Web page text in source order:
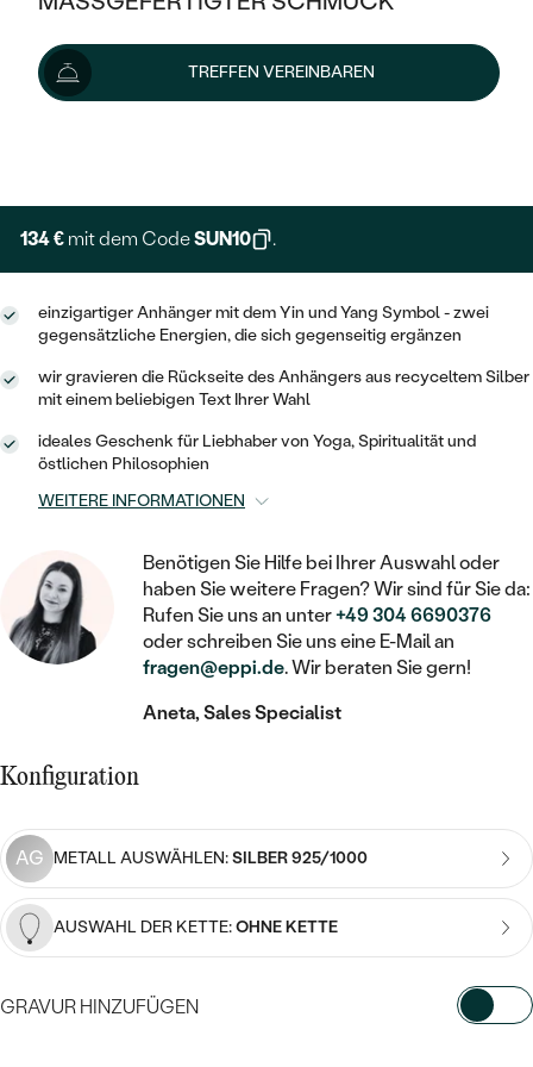
KLASSISCH
MEMOIRE
VINTAGE
AUSSERGEWÖHNLICHE
GEHÄMMERTE
IM SET
GÜNSTIG
LUXURIÖSE
MIT MEHREREN DIAMANTEN
HALO
VINTAGE
IM SET
AUSSERGEWÖHNLICH
GESTALTE EINEN RING
WÄHLE EINEN RING
DIAMANTEN ZUM EINFASSEN
LAB GROWN DIAMANTEN ZUM
EINFASSEN
FARBIGE DIAMANTEN ZUM EINFASSEN
MIT DIAMANT
MIT LAB GROWN DIAMANT
MIT MOISSANIT
MIT FARBIGEN DIAMANTEN
MIT SCHWARZEN DIAMANTEN
AUSVERKAUF
WENN SCHMUCK HILFT
OHRRINGE
ANHÄNGER / KETTEN
ARMBÄNDER
SCHMUCKSET
HERRENSCHMUCK
SCHMUCK FÜR KINDER
BROSCHEN
SCHMUCKZUBEHÖR
NACH MATERIAL
SILBER
PLATIN
NACH STEIN
PLATIN
OHRSTECKER
MINIMALISTISCHE
OHRHÄNGER
SOLITÄR
HERZ
PIERCINGS
MIT EDELSTEIN
PERLENOHRRINGE
NACH PREIS
GOLD
SILBER
NACH STYL
ZUR GEBURT EINES KINDES
PERSONALISIERT
MIT STERNZEICHEN
MINIMALISTISCH
MEDAILLON
KETTEN
HERZKETTEN
MIT DIAMANT
MIT EDELSTEIN
AUSVERKAUF
SILBER
NACH STYL
MINIMALISTISCHE
SIEGELRINGE
PERSONALISIERT
NACH EDELSTEIN
MIT DIAMANT
MIT EDELSTEIN
PERLENRINGE
PREISWERTE
TREFFEN VEREINBAREN
149 €
Wir liefern den Schmuck innerhalb von 7 - 10 Werktagen.
Lieferoptionen
134 € mit dem CodeSUN10 .
einzigartiger Anhänger mit dem Yin und Yang Symbol - zwei
gegensätzliche Energien, die sich gegenseitig ergänzen
wir gravieren die Rückseite des Anhängers aus recyceltem Silber
mit einem beliebigen Text Ihrer Wahl
ideales Geschenk für Liebhaber von Yoga, Spiritualität und
östlichen Philosophien
WEITERE INFORMATIONEN
Benötigen Sie Hilfe bei Ihrer Auswahl oder
haben Sie weitere Fragen? Wir sind für Sie da:
Rufen Sie uns an unter+49 304 6690376
oder schreiben Sie uns eine E-Mail an
fragen@eppi.de. Wir beraten Sie gern!
Aneta, Sales Specialist
Konfiguration
AG METALL AUSWÄHLEN:SILBER 925/1000
AUSWAHL DER KETTE:OHNE KETTE
GRAVUR HINZUFÜGEN